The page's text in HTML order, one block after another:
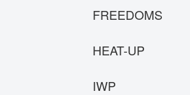
FREEDOMS
HEAT-UP
IWP